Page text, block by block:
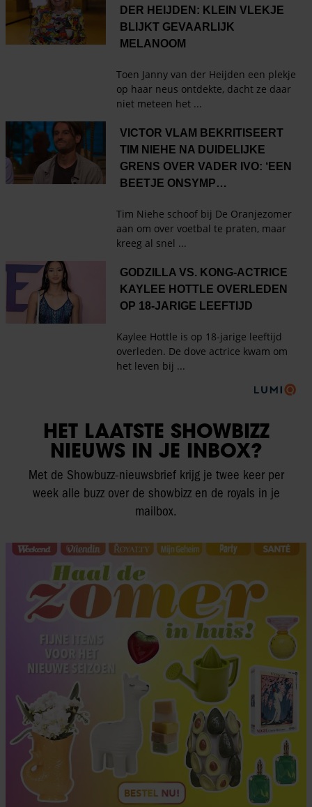
HET LAATSTE SHOWBIZZ
NIEUWS IN JE INBOX?
Met de Showbuzz-nieuwsbrief krijg je twee keer per
week alle buzz over de showbizz en de royals in je
mailbox.